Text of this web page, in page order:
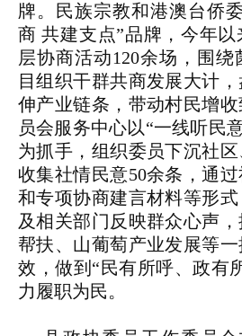
牌。民族宗教和港澳台侨
商 共建支点”品牌，今年
层协商活动120余场，围
目组织干群共商发展大计
伸产业链条，带动村民增
员会服务中心以“一线听民
为抓手，组织委员下沉社区
收集社情民意50余条，通
和专项协商建言材料等形
及相关部门反映群众心声
帮扶、山葡萄产业发展等
效，做到“民有所呼、政有
力履职为民。